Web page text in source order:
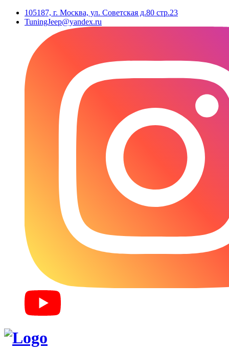
105187, г. Москва, ул. Советская д.80 стр.23
TuningJeep@yandex.ru